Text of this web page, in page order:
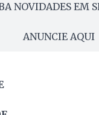
NOVIDADES EM
ANUNCIE AQUI